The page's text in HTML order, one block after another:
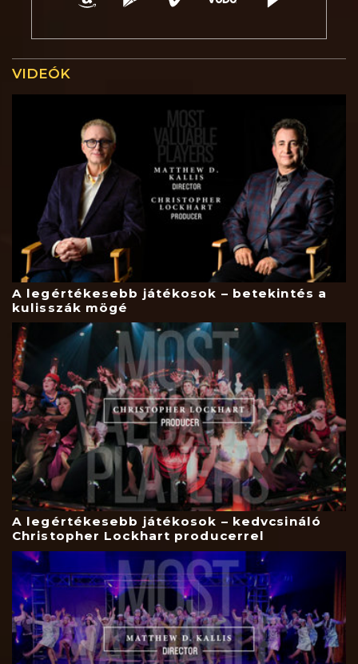
VIDEÓK
A legértékesebb játékosok – betekintés a
kulisszák mögé
A legértékesebb játékosok – kedvcsináló
Christopher Lockhart producerrel